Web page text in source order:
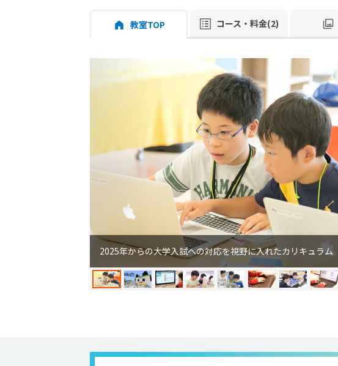
教室TOP コース・料金(2)
2025年からの大学入試への対応を視野に入れたカリキュラム